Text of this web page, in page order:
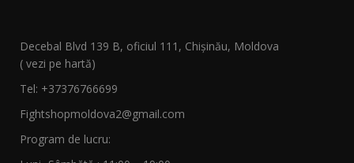
Decebal Blvd 139 B, oficiul 111, Chișinău, Moldova
( vezi pe hartă)
Tel: +37376766699
Fightshopmoldova2@gmail.com
Program de lucru: